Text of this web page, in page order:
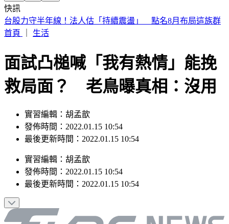
快訊
快訊／台南嚴重車禍！轎車遭擠壓成廢鐵 駕駛當場身亡
首頁
生活
面試凸槌喊「我有熱情」能挽
救局面？ 老鳥曝真相：沒用
實習編輯：胡孟歆
發佈時間：2022.01.15 10:54
最後更新時間：2022.01.15 10:54
實習編輯 ： 胡孟歆
發佈時間： 2022.01.15 10:54
最後更新時間： 2022.01.15 10:54